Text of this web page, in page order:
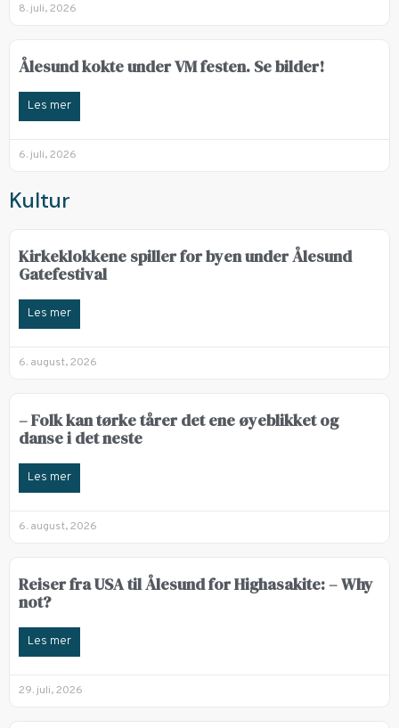
8. juli, 2026
Ålesund kokte under VM festen. Se bilder!
Les mer
6. juli, 2026
Kultur
Kirkeklokkene spiller for byen under Ålesund
Gatefestival
Les mer
6. august, 2026
– Folk kan tørke tårer det ene øyeblikket og
danse i det neste
Les mer
6. august, 2026
Reiser fra USA til Ålesund for Highasakite: – Why
not?
Les mer
29. juli, 2026